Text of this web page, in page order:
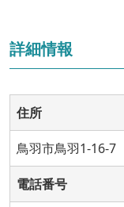
詳細情報
住所
鳥羽市鳥羽1-16-7
電話番号